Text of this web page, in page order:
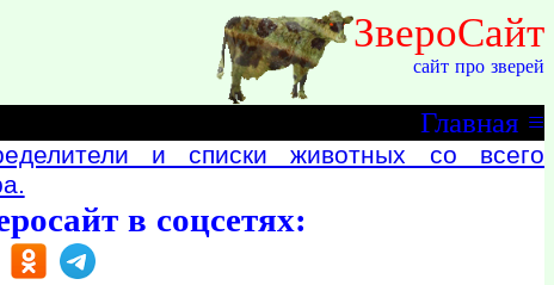
ЗвероСайт
сайт про зверей
≡
Главная
и списки животных со всего
в соцсетях: